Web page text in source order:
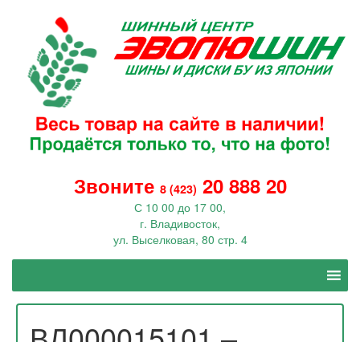
Звоните 8 (423) 20 888 20
С 10 00 до 17 00,
г. Владивосток,
ул. Выселковая, 80 стр. 4